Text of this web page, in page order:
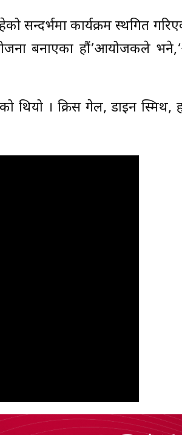
सन्दर्भमा कार्यक्रम स्थगित
बनाएका हौं’आयोजकले
थियो । क्रिस गेल, डाइन स्मिथ,